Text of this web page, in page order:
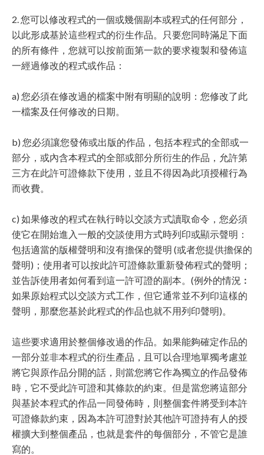
2. 您可以修改程式的一個或幾個副本或程式的任何部分，
以此形成基於這些程式的衍生作品。只要您同時滿足下面
的所有條件，您就可以按前面第一款的要求複製和發佈這
一經過修改的程式或作品：
a) 您必須在修改過的檔案中附有明顯的說明：您修改了此
一檔案及任何修改的日期。
b) 您必須讓您發佈或出版的作品，包括本程式的全部或一
部分，或內含本程式的全部或部分所衍生的作品，允許第
三方在此許可證條款下使用，並且不得因為此項授權行為
而收費。
c) 如果修改的程式在執行時以交談方式讀取命令，您必須
使它在開始進入一般的交談使用方式時列印或顯示聲明：
包括適當的版權聲明和沒有擔保的聲明 (或者您提供擔保的
聲明)；使用者可以按此許可證條款重新發佈程式的聲明；
並告訴使用者如何看到這一許可證的副本。(例外的情況︰
如果原始程式以交談方式工作，但它通常並不列印這樣的
聲明，那麼您基於此程式的作品也就不用列印聲明)。
這些要求適用於整個修改過的作品。如果能夠確定作品的
一部分並非本程式的衍生產品，且可以合理地單獨考慮並
將它與原作品分開的話，則當您將它作為獨立的作品發佈
時，它不受此許可證和其條款的約束。但是當您將這部分
與基於本程式的作品一同發佈時，則整個套件將受到本許
可證條款約束，因為本許可證對於其他許可證持有人的授
權擴大到整個產品，也就是套件的每個部分，不管它是誰
寫的。